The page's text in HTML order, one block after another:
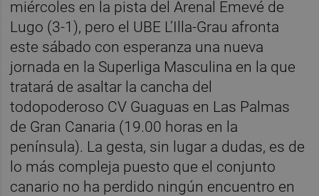
miércoles en la pista del Arenal Emevé de
Lugo (3-1), pero el UBE L’Illa-Grau afronta
este sábado con esperanza una nueva
jornada en la Superliga Masculina en la que
tratará de asaltar la cancha del
todopoderoso CV Guaguas en Las Palmas
de Gran Canaria (19.00 horas en la
península). La gesta, sin lugar a dudas, es de
lo más compleja puesto que el conjunto
canario no ha perdido ningún encuentro en